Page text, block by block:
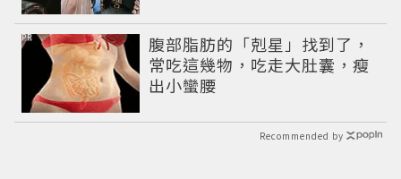
腹部脂肪的「剋星」找到了，
常吃這幾物，吃走大肚囊，瘦
出小蠻腰
PR
Recommended by